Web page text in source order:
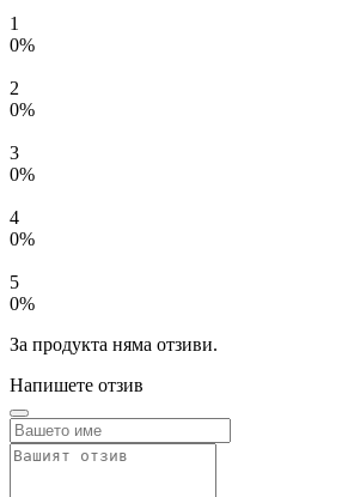
1
0%
2
0%
3
0%
4
0%
5
0%
За продукта няма отзиви.
Напишете отзив